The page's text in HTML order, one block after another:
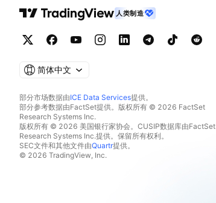
人类制造
简体中文
部分市场数据由ICE Data Services提供。
部分参考数据由FactSet提供。版权所有 © 2026 FactSet
Research Systems Inc.
版权所有 © 2026 美国银行家协会。CUSIP数据库由FactSet
Research Systems Inc.提供。保留所有权利。
SEC文件和其他文件由Quartr提供。
© 2026 TradingView, Inc.